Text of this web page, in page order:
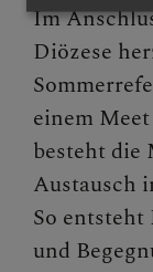
Im
Diözese
einem
besteht die
Austausch
So entsteht
und